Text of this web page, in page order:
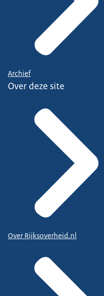
Archief
Over deze site
Over Rijksoverheid.nl